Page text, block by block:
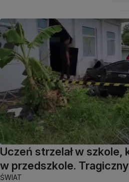
Uczeń strzelał w szkole,
w przedszkole.
ŚWIAT